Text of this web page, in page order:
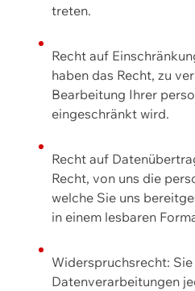
treten.
Recht auf
haben das Recht, zu
Bearbeitung Ihrer
eingeschränkt wird.
Recht auf
Recht, von uns die
welche Sie uns
in einem lesbaren
Widerspruchsrecht:
Datenverarbeitungen